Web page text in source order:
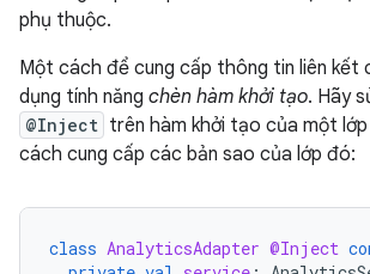
phụ thuộc.
Một cách để cung cấp thông tin liên kết
dụng tính năng chèn hàm khởi tạo. Hãy
@Inject trên hàm khởi tạo của một
cách cung cấp các bản sao của lớp đó:
class AnalyticsAdapter @Inject